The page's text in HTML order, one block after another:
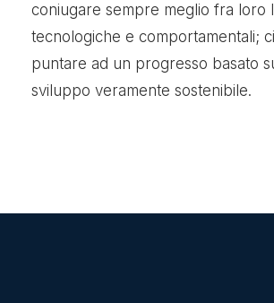
coniugare sempre meglio fra loro
tecnologiche e comportamentali;
puntare ad un progresso basato
sviluppo veramente sostenibile.